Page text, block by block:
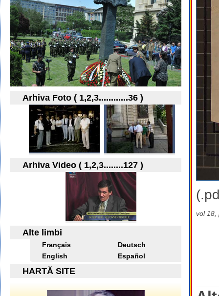
vol 18,
Arhiva Foto ( 1,2,3............36 )
Arhiva Video ( 1,2,3........127 )
Alte limbi
Français
Deutsch
English
Español
HARTĂ SITE